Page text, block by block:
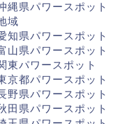
縄県パワースポット
域
知県パワースポット
山県パワースポット
東パワースポット
京都パワースポット
野県パワースポット
田県パワースポット